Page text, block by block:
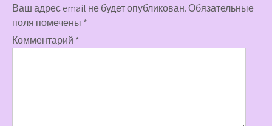
Ваш адрес email не будет опубликован.Обязательные
поля помечены *
Комментарий *